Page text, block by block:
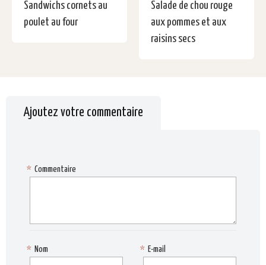
Sandwichs cornets au
poulet au four
Salade de chou rouge
aux pommes et aux
raisins secs
Ajoutez votre commentaire
Commentaire
*
Nom
* E-mail
*